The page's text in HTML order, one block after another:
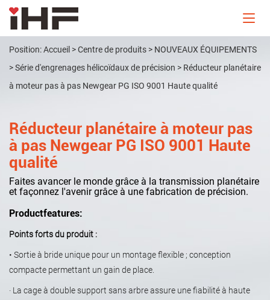
Position:Accueil >Centre de produits > NOUVEAUX ÉQUIPEMENTS
>Série d'engrenages hélicoïdaux de précision > Réducteur planétaire
à moteur pas à pas Newgear PG ISO 9001 Haute qualité
Réducteur planétaire à moteur pas
à pas Newgear PG ISO 9001 Haute
qualité
Faites avancer le monde grâce à la transmission planétaire
et façonnez l'avenir grâce à une fabrication de précision.
Productfeatures:
Points forts du produit :
• Sortie à bride unique pour un montage flexible ; conception
compacte permettant un gain de place.
· La cage à double support sans arbre assure une fiabilité à haute